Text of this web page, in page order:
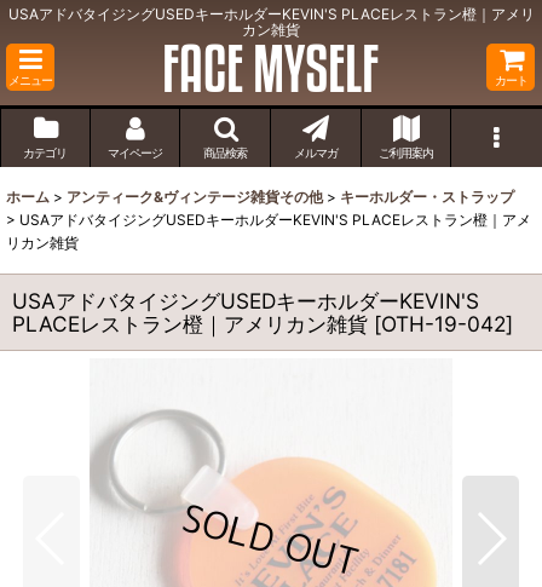
USAアドバタイジングUSEDキーホルダーKEVIN'S PLACEレストラン橙｜アメリ
カン雑貨
メニュー カート
カテゴリ マイページ 商品検索 メルマガ ご利用案内
ホーム > アンティーク&ヴィンテージ雑貨その他 > キーホルダー・ストラップ
> USAアドバタイジングUSEDキーホルダーKEVIN'S PLACEレストラン橙｜アメ
リカン雑貨
USAアドバタイジングUSEDキーホルダーKEVIN'S
PLACEレストラン橙｜アメリカン雑貨 [OTH-19-042]